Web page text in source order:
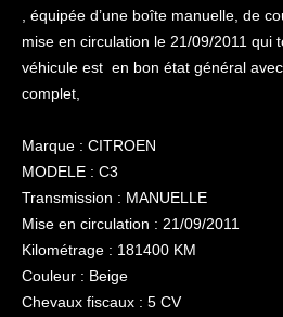
, équipée d’une boîte manuelle, de
mise en circulation le 21/09/2011 qui
véhicule est en bon état général
complet,
Marque : CITROEN
MODELE : C3
Transmission : MANUELLE
Mise en circulation : 21/09/2011
Kilométrage : 181400 KM
Couleur : Beige
Chevaux fiscaux : 5 CV